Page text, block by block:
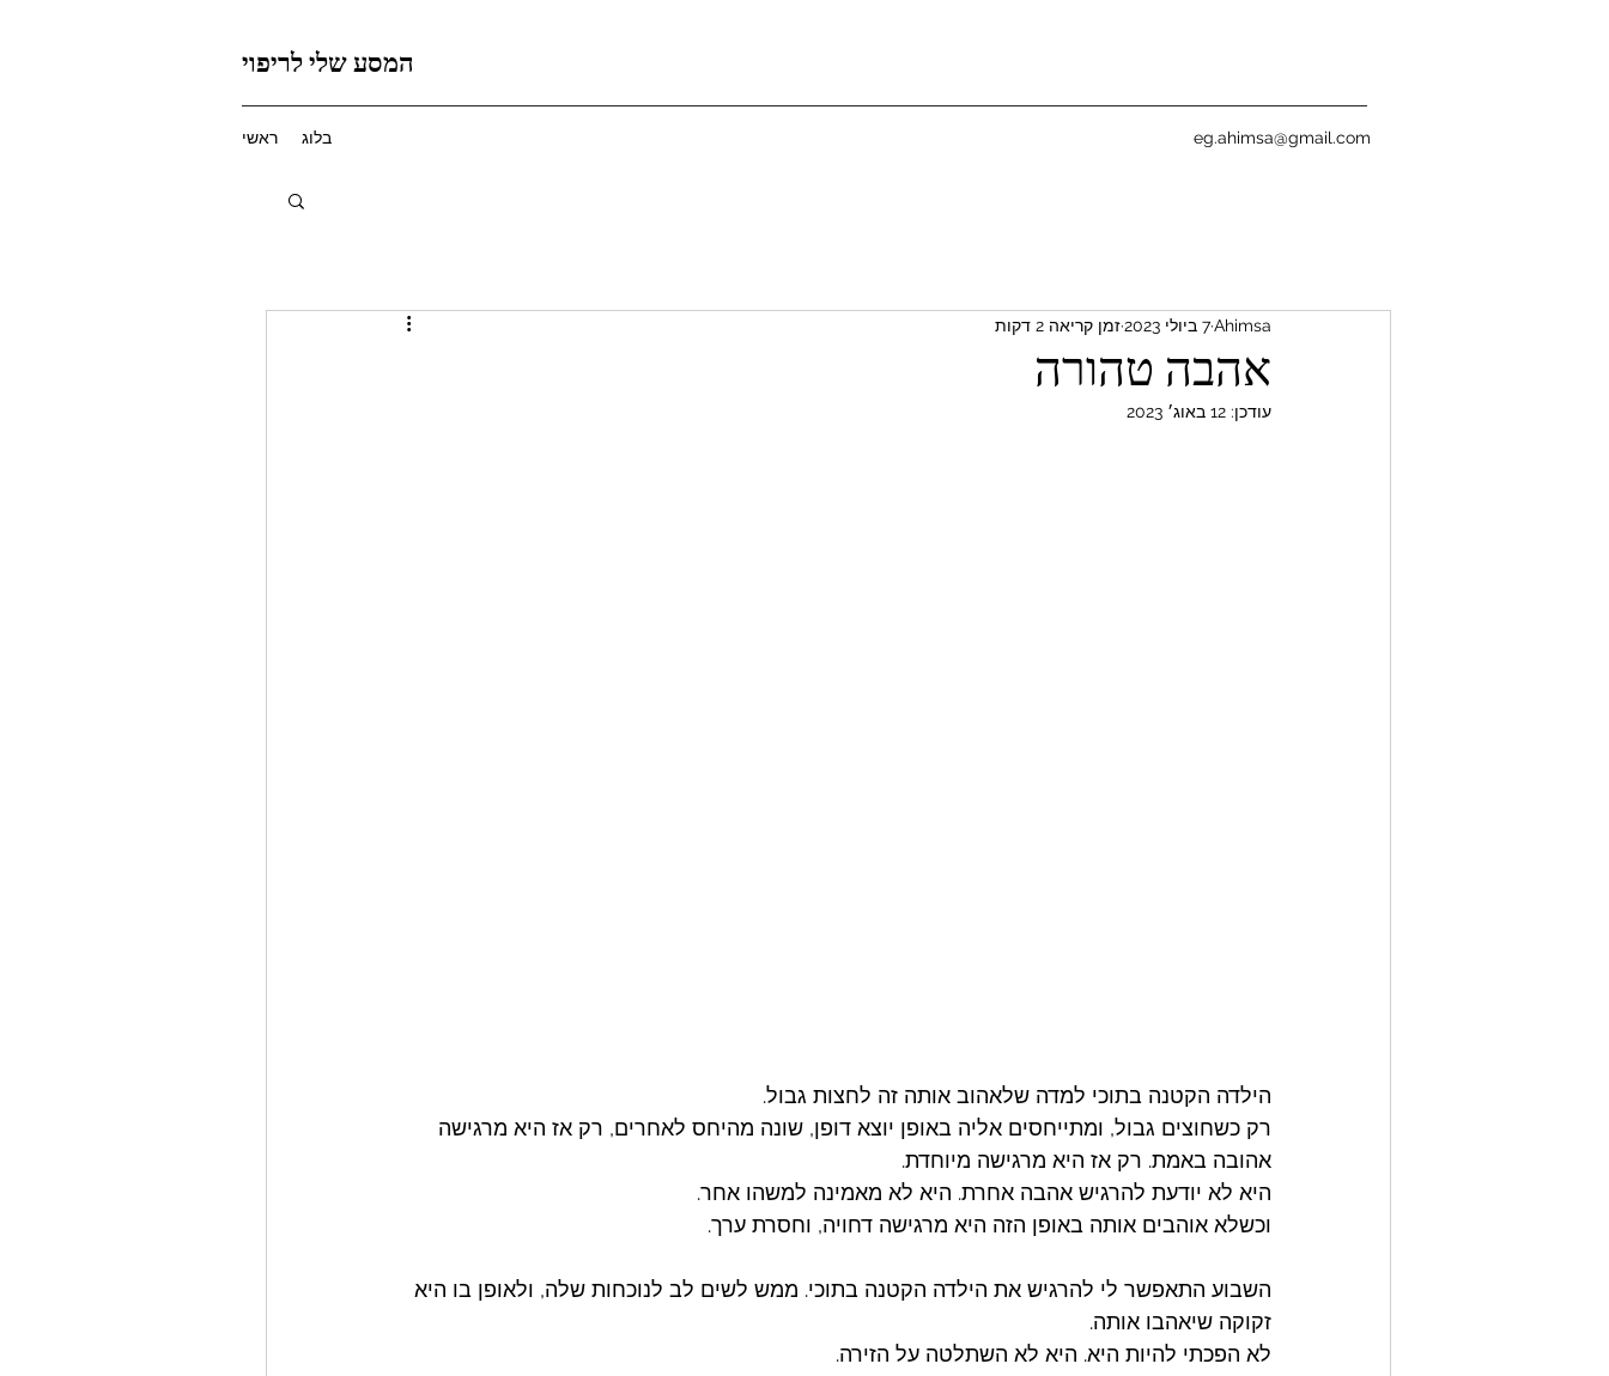
המסע שלי לריפוי
ראשי בלוג eg.ahimsa@gmail.com
אהבה טהורה
Ahimsa7 ביולי 2023 זמן קריאה 2 דקות
עודכן: 12 באוג׳ 2023
הילדה הקטנה בתוכי למדה שלאהוב אותה זה לחצות גבול.
רק כשחוצים גבול, ומתייחסים אליה באופן יוצא דופן, שונה מהיחס לאחרים, רק אז היא מרגישה
אהובה באמת. רק אז היא מרגישה מיוחדת.
היא לא יודעת להרגיש אהבה אחרת. היא לא מאמינה למשהו אחר.
וכשלא אוהבים אותה באופן הזה היא מרגישה דחויה, וחסרת ערך.
השבוע התאפשר לי להרגיש את הילדה הקטנה בתוכי. ממש לשים לב לנוכחות שלה, ולאופן בו היא
זקוקה שיאהבו אותה.
לא הפכתי להיות היא. היא לא השתלטה על הזירה.